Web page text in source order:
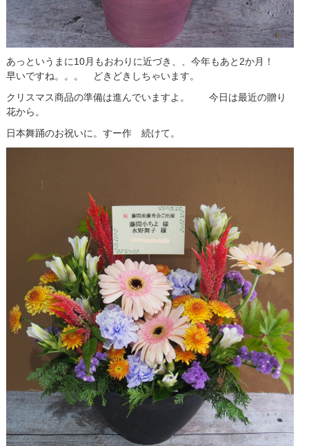
あっというまに10月もおわりに近づき、、今年もあと2か月！
早いですね。。。 どきどきしちゃいます。
クリスマス商品の準備は進んでいますよ。 今日は最近の贈り
花から。
日本舞踊のお祝いに。すー作 続けて。